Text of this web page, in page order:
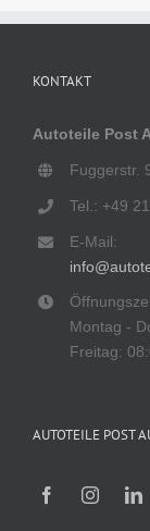
KONTAKT
Autoteile Post
Fuggerstr.
Tel.: +49
E-Mail:
Montag -
Freitag:
AUTOTEILE POST